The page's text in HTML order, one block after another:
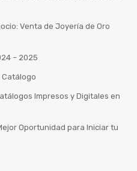
Venta de Joyería de Oro
– 2025
Catálogo
Impresos y Digitales en
Oportunidad para Iniciar tu